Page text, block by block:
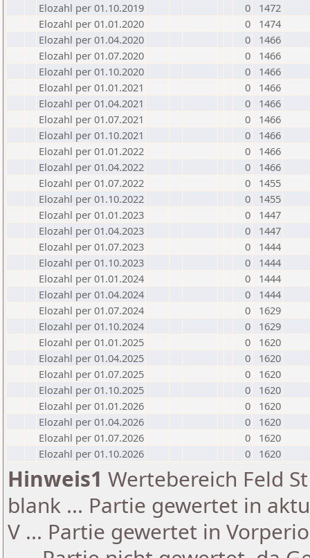
Elozahl per 01.10.2019
0
1472
Elozahl per 01.01.2020
0
1474
Elozahl per 01.04.2020
0
1466
Elozahl per 01.07.2020
0
1466
Elozahl per 01.10.2020
0
1466
Elozahl per 01.01.2021
0
1466
Elozahl per 01.04.2021
0
1466
Elozahl per 01.07.2021
0
1466
Elozahl per 01.10.2021
0
1466
Elozahl per 01.01.2022
0
1466
Elozahl per 01.04.2022
0
1466
Elozahl per 01.07.2022
0
1455
Elozahl per 01.10.2022
0
1455
Elozahl per 01.01.2023
0
1447
Elozahl per 01.04.2023
0
1447
Elozahl per 01.07.2023
0
1444
Elozahl per 01.10.2023
0
1444
Elozahl per 01.01.2024
0
1444
Elozahl per 01.04.2024
0
1444
Elozahl per 01.07.2024
0
1629
Elozahl per 01.10.2024
0
1629
Elozahl per 01.01.2025
0
1620
Elozahl per 01.04.2025
0
1620
Elozahl per 01.07.2025
0
1620
Elozahl per 01.10.2025
0
1620
Elozahl per 01.01.2026
0
1620
Elozahl per 01.04.2026
0
1620
Elozahl per 01.07.2026
0
1620
Elozahl per 01.10.2026
0 1620
Hinweis1 Wertebereich Feld
blank ... Partie gewertet in
V ... Partie gewertet in